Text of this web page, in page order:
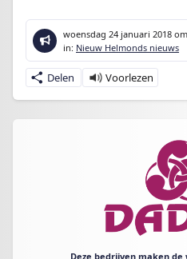
woensdag 24 januari 2018
in: Nieuw Helmonds nieuws
Delen
Deze bedrijven maken